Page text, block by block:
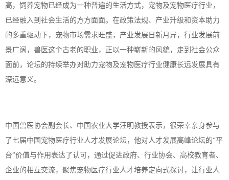
高，饲养宠物已经成为一种普遍的生活方式，宠物及宠物医疗行业，
已经融入到社会生活的方方面面。在政策法规、产业升级和资本助力
的多重驱动下，宠物市场需求旺盛，产业发展日新月异，行业发展前
景广阔，兽医这个古老的职业，正以一种崭新的风貌，走到社会公众
面前，论坛的持续举办对助力宠物及宠物医疗行业健康长远发展具有
深远意义。
中国兽医协会副会长、中国农业大学汪明教授表示，很荣幸亲身参与
了七届中国宠物医疗行业人才发展论坛，他对人才发展高峰论坛的“平
台”价值与作用表达了认可，通过促进政府、行业协会、高校教育者、
企业的相互交流，聚焦宠物医疗行业人才培养定向式探讨，让行业人